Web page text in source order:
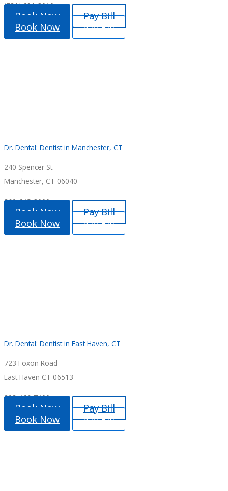
(781) 691-3010
Book Now
Pay Bill
Book Now
Pay Bill
Dr. Dental: Dentist in Manchester, CT
240 Spencer St.
Manchester, CT 06040
860-645-8000
Book Now
Pay Bill
Book Now
Pay Bill
Dr. Dental: Dentist in East Haven, CT
723 Foxon Road
East Haven CT 06513
203-466-7400
Book Now
Pay Bill
Book Now
Pay Bill